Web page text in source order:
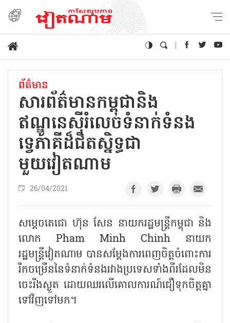
ព័ត៌មាន
សារព័ត៌មានកម្ពុជានិង
ឥណ្ឌូនេស៊ីរំលេចទំនាក់ទំនង
ទ្វេភាគីដ៏ជិតស្និទ្ធជា
មួយវៀតណាម
26/04/2021
សម្ដេចតេជោ ហ៊ុន សែន នាយករដ្ឋមន្រ្តីកម្ពុជា និង
លោក Pham Minh Chinh នាយក
រដ្ឋមន្រ្តីវៀតណាម បានសម្ដែងការពេញចិត្តចំពោះការ
រីកចម្រើននៃទំនាក់ទំនងរវាងប្រទេសទាំងពីរដែលមិន
ចេះរីងស្ងួត ដោយឈរលើគោលការណ៍ជឿទុកចិត្តគ្នា
ទៅវិញទៅមក។